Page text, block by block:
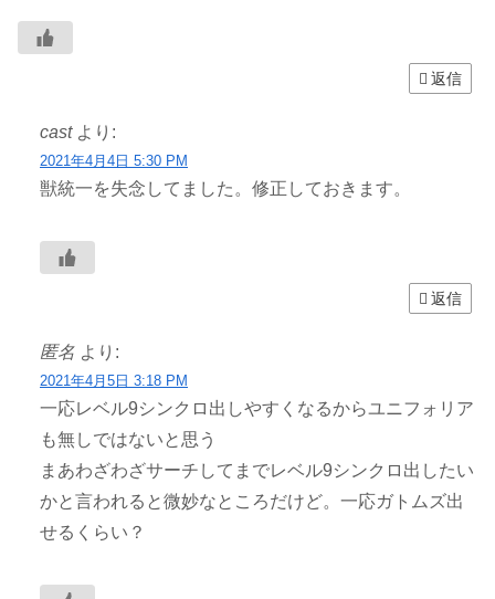
返信
cast より:
2021年4月4日 5:30 PM
獣統一を失念してました。修正しておきます。
返信
匿名 より:
2021年4月5日 3:18 PM
一応レベル9シンクロ出しやすくなるからユニフォリア
も無しではないと思う
まあわざわざサーチしてまでレベル9シンクロ出したい
かと言われると微妙なところだけど。一応ガトムズ出
せるくらい？